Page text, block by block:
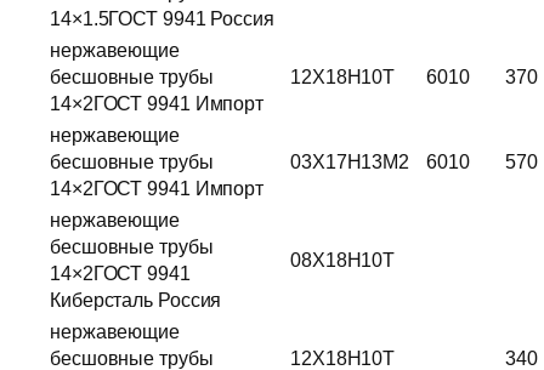
14×1.5ГОСТ 9941 Россия
нержавеющие
бесшовные трубы
14×2ГОСТ 9941 Импорт
12Х18Н10Т 6010 370
нержавеющие
бесшовные трубы
14×2ГОСТ 9941 Импорт
03Х17Н13М2 6010 570
нержавеющие
бесшовные трубы
14×2ГОСТ 9941
Киберсталь Россия
08Х18Н10Т
нержавеющие
бесшовные трубы
12Х18Н10Т 340